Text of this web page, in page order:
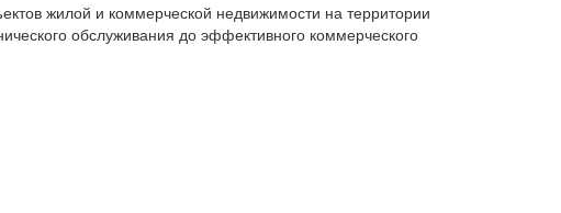
жилой и коммерческой недвижимости на территории
обслуживания до эффективного коммерческого